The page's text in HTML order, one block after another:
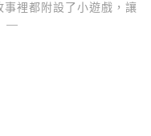
裡都附設了小遊戲，讓